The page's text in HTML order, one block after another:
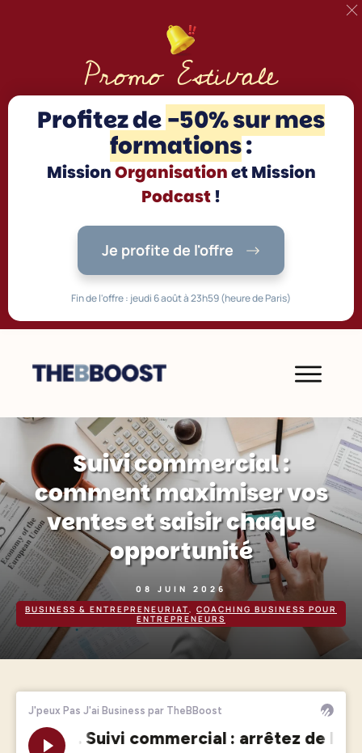
Suivi commercial :
comment maximiser vos
ventes et saisir chaque
opportunité
08 JUIN 2026
BUSINESS & ENTREPRENEURIAT
COACHING BUSINESS POUR
ENTREPRENEURS
Promo Estivale
Profitez de -50% sur mes
formations:
MissionOrganisationet Mission
Podcast!
Je profite de l'offre
Fin de l'offre : jeudi 6 août à 23h59 (heure de Paris)